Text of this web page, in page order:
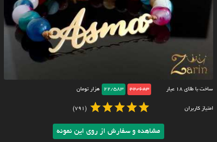
ساخت با طلای ۱۸ عیار 22/683
22/583 هزار تومان
امتیاز کاربران (791)
مشاهده و سفارش از روی این نمونه